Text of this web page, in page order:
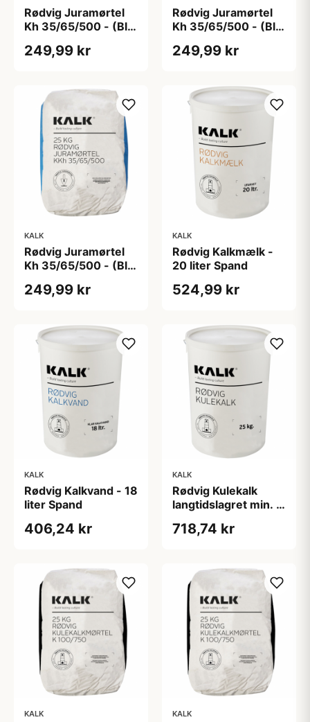
Rødvig Juramørtel
Kh 35/65/500 - (Blå
249,99 kr
Rødvig Juramørtel
Kh 35/65/500 - (Blå
249,99 kr
KALK
Rødvig Juramørtel
Kh 35/65/500 - (Blå
249,99 kr
KALK
Rødvig Kalkmælk -
20 liter Spand
524,99 kr
KALK
Rødvig Kalkvand - 18
liter Spand
406,24 kr
KALK
Rødvig Kulekalk
langtidslagret min. 4
718,74 kr
KALK KALK